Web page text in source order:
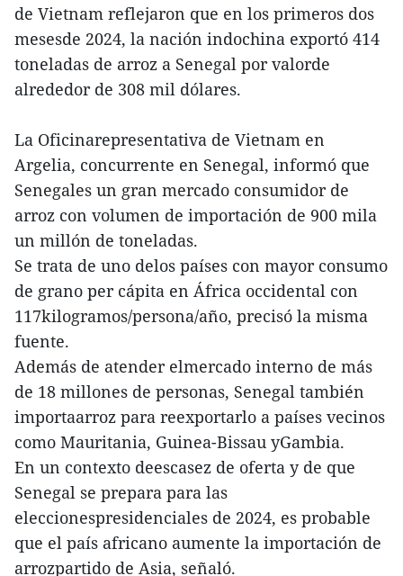
de Vietnam reflejaron que en los primeros dos
mesesde 2024, la nación indochina exportó 414
toneladas de arroz a Senegal por valorde
alrededor de 308 mil dólares.
La Oficinarepresentativa de Vietnam en
Argelia, concurrente en Senegal, informó que
Senegales un gran mercado consumidor de
arroz con volumen de importación de 900 mila
un millón de toneladas.
Se trata de uno delos países con mayor consumo
de grano per cápita en África occidental con
117kilogramos/persona/año, precisó la misma
fuente.
Además de atender elmercado interno de más
de 18 millones de personas, Senegal también
importaarroz para reexportarlo a países vecinos
como Mauritania, Guinea-Bissau yGambia.
En un contexto deescasez de oferta y de que
Senegal se prepara para las
eleccionespresidenciales de 2024, es probable
que el país africano aumente la importación de
arrozpartido de Asia, señaló.